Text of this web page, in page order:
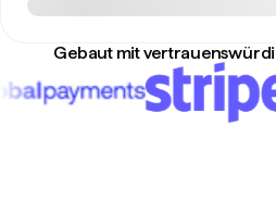
Gebaut mit